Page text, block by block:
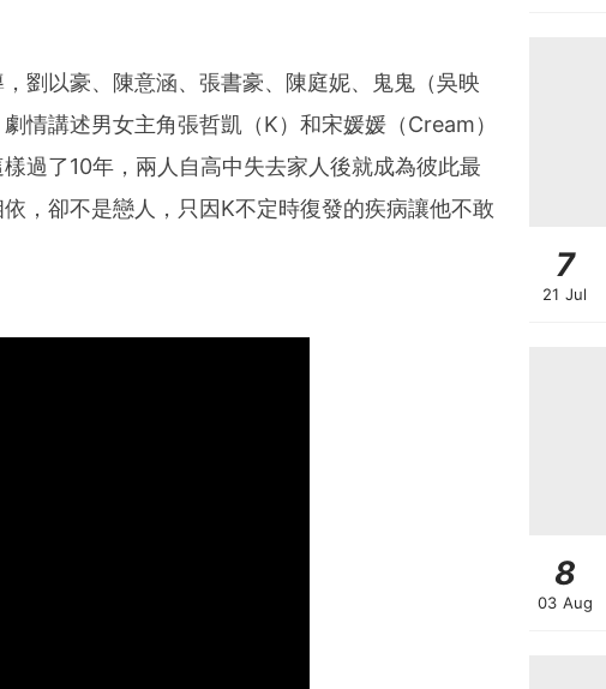
劉以豪、陳意涵、張書豪、陳庭妮、鬼鬼（吳映
情講述男女主角張哲凱（K）和宋媛媛（Cream）
過了10年，兩人自高中失去家人後就成為彼此最
，卻不是戀人，只因K不定時復發的疾病讓他不敢
7
21 Jul
8
03 Aug